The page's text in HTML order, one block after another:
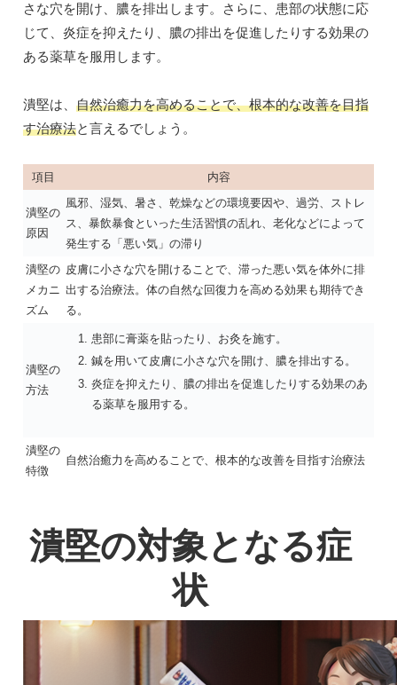
さな穴を開け、膿を排出します。さらに、患部の状態に応
じて、炎症を抑えたり、膿の排出を促進したりする効果の
ある薬草を服用します。
潰堅は、 自然治癒力を高めることで、根本的な改善を目指
す治療法と言えるでしょう。
項目 内容
潰堅の
原因
風邪、湿気、暑さ、乾燥などの環境要因や、過労、ストレ
ス、暴飲暴食といった生活習慣の乱れ、老化などによって
発生する「悪い気」の滞り
潰堅の
メカニ
ズム
皮膚に小さな穴を開けることで、滞った悪い気を体外に排
出する治療法。体の自然な回復力を高める効果も期待でき
る。
潰堅の
方法
患部に膏薬を貼ったり、お灸を施す。
鍼を用いて皮膚に小さな穴を開け、膿を排出する。
炎症を抑えたり、膿の排出を促進したりする効果のあ
る薬草を服用する。
潰堅の
特徴
自然治癒力を高めることで、根本的な改善を目指す治療法
潰堅の対象となる症
状